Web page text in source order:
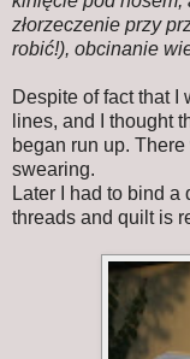
złorzeczenie przy
robić!), obcinanie
Despite of fact that
lines, and I thought
began run up.
swearing.
Later I had to bind a
threads and quilt is